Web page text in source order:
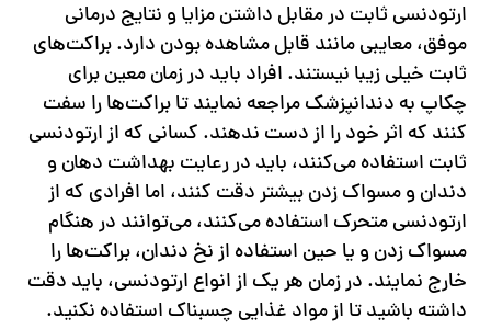
ارتودنسی ثابت در مقابل داشتن مزایا و نتایج درمانی
موفق، معایبی مانند قابل مشاهده بودن دارد. براکت‌های
ثابت خیلی زیبا نیستند. افراد باید در زمان معین برای
چکاپ به دندانپزشک مراجعه نمایند تا براکت‌ها را سفت
کنند که اثر خود را از دست ندهند. کسانی که از ارتودنسی
ثابت استفاده می‌کنند، باید در رعایت بهداشت دهان و
دندان و مسواک زدن بیشتر دقت کنند، اما افرادی که از
ارتودنسی متحرک استفاده می‌کنند، می‌توانند در هنگام
مسواک زدن و یا حین استفاده از نخ دندان، براکت‌ها را
خارج نمایند. در زمان هر یک از انواع ارتودنسی، باید دقت
داشته باشید تا از مواد غذایی چسبناک استفاده نکنید.